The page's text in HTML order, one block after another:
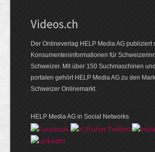
Videos.ch
Der Onlineverlag HELP Media AG publiziert
Konsumenten­informationen für
Schweizer. Mit über 150 Suchmaschinen
portalen gehört HELP Media AG zu den
Schweizer Onlinemarkt.
HELP Media AG in Social Networks